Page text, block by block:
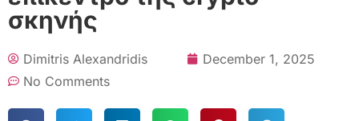
σκηνής
Dimitris Alexandridis
December 1, 2025
No Comments